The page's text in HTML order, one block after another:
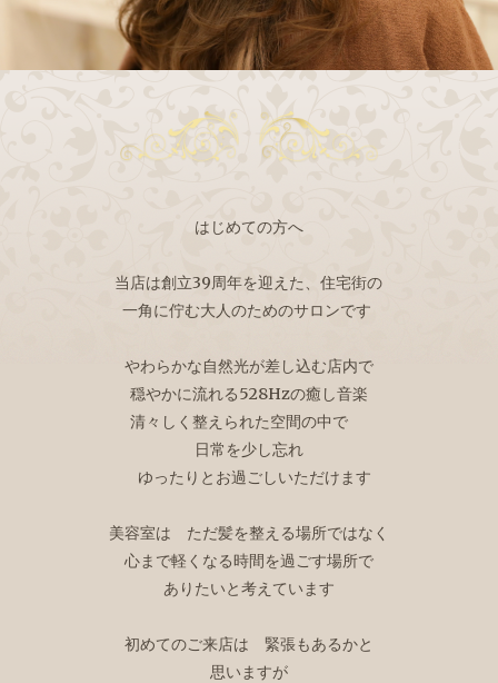
はじめての方へ
当店は創立39周年を迎えた、住宅街の
一角に佇む大人のためのサロンです
やわらかな自然光が差し込む店内で
穏やかに流れる528Hzの癒し音楽
清々しく整えられた空間の中で
日常を少し忘れ
ゆったりとお過ごしいただけます
美容室は ただ髪を整える場所ではなく
心まで軽くなる時間を過ごす場所で
ありたいと考えています
初めてのご来店は 緊張もあるかと
思いますが